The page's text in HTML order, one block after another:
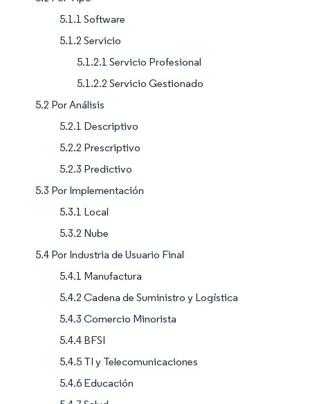
5.1.1 Software
5.1.2 Servicio
5.1.2.1 Servicio Profesional
5.1.2.2 Servicio Gestionado
5.2 Por Análisis
5.2.1 Descriptivo
5.2.2 Prescriptivo
5.2.3 Predictivo
5.3 Por Implementación
5.3.1 Local
5.3.2 Nube
5.4 Por Industria de Usuario Final
5.4.1 Manufactura
5.4.2 Cadena de Suministro y Logística
5.4.3 Comercio Minorista
5.4.4 BFSI
5.4.5 TI y Telecomunicaciones
5.4.6 Educación